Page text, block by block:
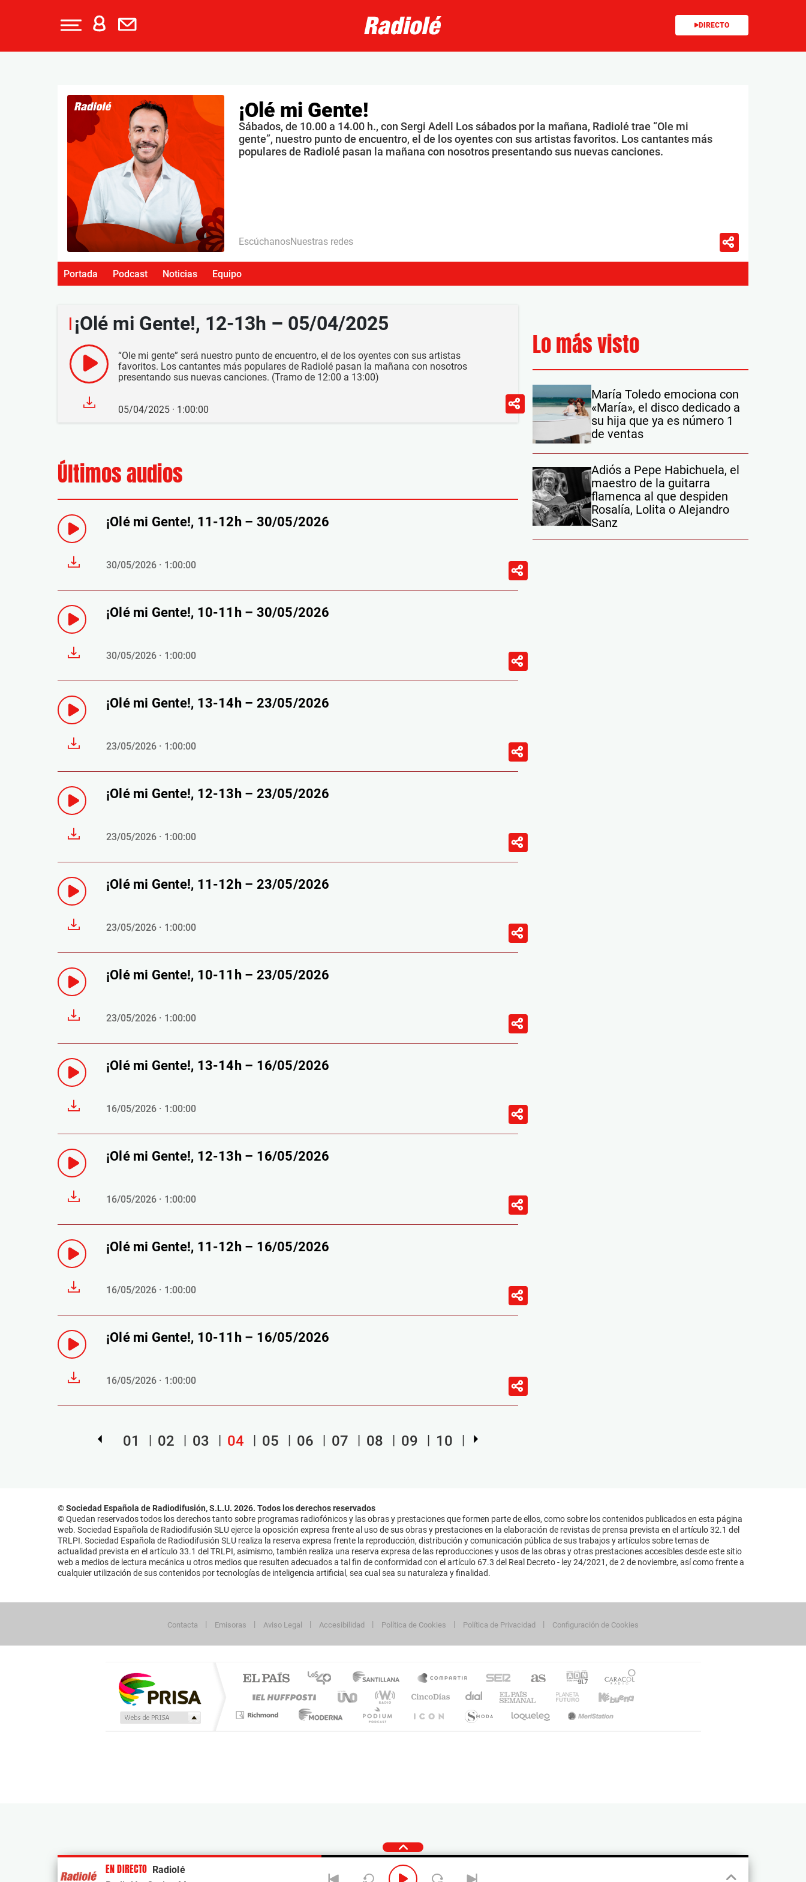
DIRECTO
¡Olé mi Gente!
Sábados, de 10.00 a 14.00 h., con Sergi Adell Los sábados por la mañana, Radiolé trae “Ole mi
gente”, nuestro punto de encuentro, el de los oyentes con sus artistas favoritos. Los cantantes más
populares de Radiolé pasan la mañana con nosotros presentando sus nuevas canciones.
EscúchanosNuestras redes
Portada Podcast Noticias Equipo
¡Olé mi Gente!, 12-13h – 05/04/2025
“Ole mi gente” será nuestro punto de encuentro, el de los oyentes con sus artistas
favoritos. Los cantantes más populares de Radiolé pasan la mañana con nosotros
presentando sus nuevas canciones. (Tramo de 12:00 a 13:00)
05/04/2025 · 1:00:00
Últimos audios
¡Olé mi Gente!, 11-12h – 30/05/2026
30/05/2026 · 1:00:00
¡Olé mi Gente!, 10-11h – 30/05/2026
30/05/2026 · 1:00:00
¡Olé mi Gente!, 13-14h – 23/05/2026
23/05/2026 · 1:00:00
¡Olé mi Gente!, 12-13h – 23/05/2026
23/05/2026 · 1:00:00
¡Olé mi Gente!, 11-12h – 23/05/2026
23/05/2026 · 1:00:00
¡Olé mi Gente!, 10-11h – 23/05/2026
23/05/2026 · 1:00:00
¡Olé mi Gente!, 13-14h – 16/05/2026
16/05/2026 · 1:00:00
¡Olé mi Gente!, 12-13h – 16/05/2026
16/05/2026 · 1:00:00
¡Olé mi Gente!, 11-12h – 16/05/2026
16/05/2026 · 1:00:00
¡Olé mi Gente!, 10-11h – 16/05/2026
16/05/2026 · 1:00:00
01 02 03 04 05 06 07 08 09 10
Lo más visto
María Toledo emociona con
«María», el disco dedicado a
su hija que ya es número 1
de ventas
Adiós a Pepe Habichuela, el
maestro de la guitarra
flamenca al que despiden
Rosalía, Lolita o Alejandro
Sanz
© Sociedad Española de Radiodifusión, S.L.U. 2026. Todos los derechos reservados
© Quedan reservados todos los derechos tanto sobre programas radiofónicos y las obras y prestaciones que formen parte de ellos, como sobre los contenidos publicados en esta página
web. Sociedad Española de Radiodifusión SLU ejerce la oposición expresa frente al uso de sus obras y prestaciones en la elaboración de revistas de prensa prevista en el artículo 32.1 del
TRLPI. Sociedad Española de Radiodifusión SLU realiza la reserva expresa frente la reproducción, distribución y comunicación pública de sus trabajos y artículos sobre temas de
actualidad prevista en el artículo 33.1 del TRLPI, asimismo, también realiza una reserva expresa de las reproducciones y usos de las obras y otras prestaciones accesibles desde este sitio
web a medios de lectura mecánica u otros medios que resulten adecuados a tal fin de conformidad con el artículo 67.3 del Real Decreto - ley 24/2021, de 2 de noviembre, así como frente a
cualquier utilización de sus contenidos por tecnologías de inteligencia artificial, sea cual sea su naturaleza y finalidad.
Contacta Emisoras Aviso Legal Accesibilidad Política de Cookies Política de Privacidad Configuración de Cookies
Tu contenido empezará después de la publicidad
EN DIRECTO Radiolé